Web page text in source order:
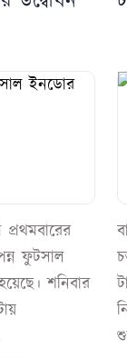
প্রথমবারের
ফুটসাল
শনিবার